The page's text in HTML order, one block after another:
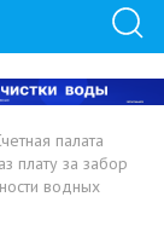
палата
плату за забор
водных